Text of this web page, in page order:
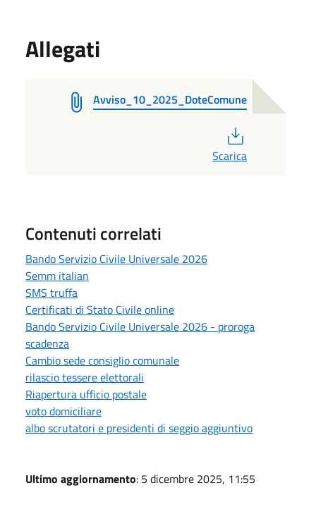
Allegati
Avviso_10_2025_DoteComune
Scarica
Contenuti correlati
Bando Servizio Civile Universale 2026
Semm italian
SMS truffa
Certificati di Stato Civile online
Bando Servizio Civile Universale 2026 - proroga
scadenza
Cambio sede consiglio comunale
rilascio tessere elettorali
Riapertura ufficio postale
voto domiciliare
albo scrutatori e presidenti di seggio aggiuntivo
Ultimo aggiornamento: 5 dicembre 2025, 11:55